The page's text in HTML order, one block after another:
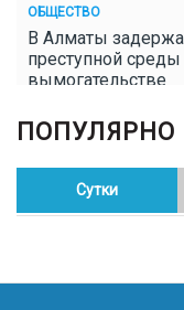
ОБЩЕСТВО
В Алматы
преступной
вымогательстве
ОБЩЕСТВО
Полицейские
конопли в Таразе
Казахстан
ПОПУЛЯРНО
Сутки